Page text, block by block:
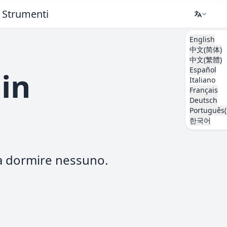
Strumenti
English
中文(简体)
中文(繁體)
Español
Italiano
Français
Deutsch
한국어
dormire nessuno.